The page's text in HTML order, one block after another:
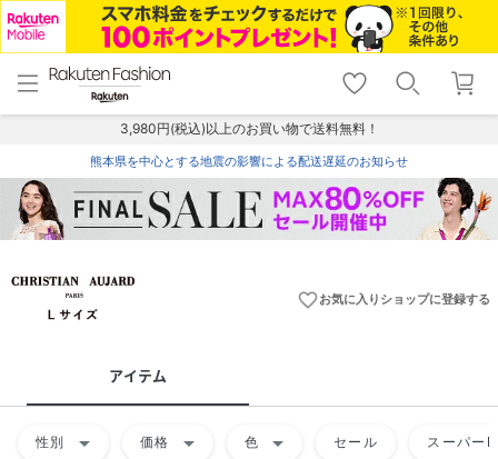
menu home
トップ
shopping_cart lock_outline
ログイン
3,980円(税込)以上のお買い物で送料無料！
熊本県を中心とする地震の影響による配送遅延のお知らせ
favorite_borderお気に入りショップに登録する
アイテム
性別 arrow_drop_down 価格 arrow_drop_down 色 arrow_drop_down セール スーパー